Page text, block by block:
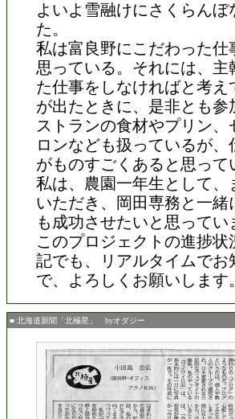
よいよ雪融けにさくらん
た。
私は富良野にこだわった
思っている。それには、
た仕事をしなければと考
が出たときに、是非とも
ストランの食材やプリン
ロンなども扱っているが
がものすごくあると思って
私は、農園一年生として
いただき、岡田専務と一
も成功させたいと思ってい
このプロジェクトの進捗
記でも、リアルタイムで
で、よろしくお願いします。
■ 北海道新聞「北極星」 byオダジー